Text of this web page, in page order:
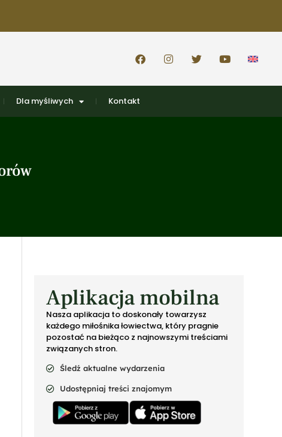
Dla myśliwych Kontakt
Aplikacja mobilna
Nasza aplikacja to doskonały towarzysz
każdego miłośnika łowiectwa, który pragnie
pozostać na bieżąco z najnowszymi treściami
związanych stron.
Śledź aktualne wydarzenia
Udostępniaj treści znajomym